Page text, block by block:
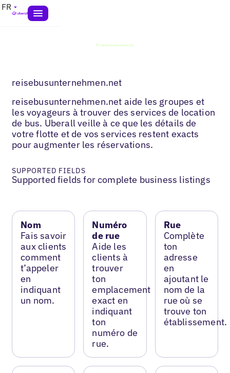
FR
reisebusunternehmen.net
reisebusunternehmen.net aide les groupes et
les voyageurs à trouver des services de location
de bus. Uberall veille à ce que les détails de
votre flotte et de vos services restent exacts
pour augmenter les réservations.
SUPPORTED FIELDS
Supported fields for complete business listings
Nom
Fais savoir
aux clients
comment
t’appeler
en
indiquant
un nom.
Numéro
de rue
Aide les
clients à
trouver
ton
emplacement
exact en
indiquant
ton
numéro de
rue.
Rue
Complète
ton
adresse
en
ajoutant le
nom de la
rue où se
trouve ton
établissement.